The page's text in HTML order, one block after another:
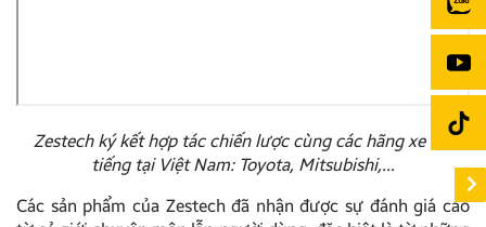
Zestech ký kết hợp tác chiến lược cùng các hãng xe nổi
tiếng tại Việt Nam: Toyota, Mitsubishi,…
Các sản phẩm của Zestech đã nhận được sự đánh giá cao